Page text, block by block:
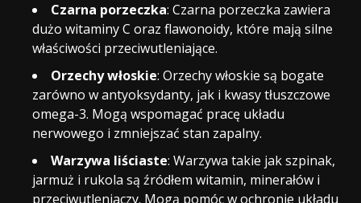
Czarna porzeczka: Czarna porzeczka zawiera
dużo witaminy C oraz flawonoidy, które mają silne
właściwości przeciwutleniające.
Orzechy włoskie: Orzechy włoskie są bogate
zarówno w antyoksydanty, jak i kwasy tłuszczowe
omega-3. Mogą wspomagać pracę układu
nerwowego i zmniejszać stan zapalny.
Warzywa liściaste: Warzywa takie jak szpinak,
jarmuż i rukola są źródłem witamin, minerałów i
przeciwutleniaczy. Mogą pomóc w ochronie układu